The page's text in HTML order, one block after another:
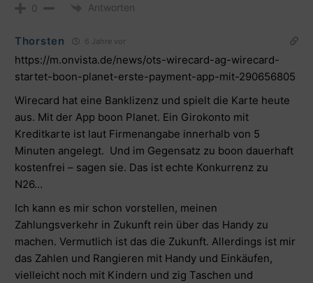
0 Antworten
Thorsten 6 Jahre vor
https://m.onvista.de/news/ots-wirecard-ag-wirecard-
startet-boon-planet-erste-payment-app-mit-290656805
Wirecard hat eine Banklizenz und spielt die Karte heute
aus. Mit der App boon Planet. Ein Girokonto mit
Kreditkarte ist laut Firmenangabe innerhalb von 5
Minuten angelegt. Und im Gegensatz zu boon dauerhaft
kostenfrei – sagen sie. Das ist echte Konkurrenz zu
N26…
Ich kann es mir schon vorstellen, meinen
Zahlungsverkehr in Zukunft rein über das Handy zu
machen. Vermutlich ist das die Zukunft. Allerdings ist mir
das Zahlen und Rangieren mit Handy und Einkäufen,
vielleicht noch mit Kindern und zig Taschen und